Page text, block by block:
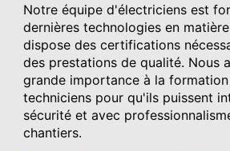
Notre équipe d'électriciens est
dernières technologies en
dispose des certifications
des prestations de qualité. Nous
grande importance à la
techniciens pour qu'ils puissent
sécurité et avec
chantiers.